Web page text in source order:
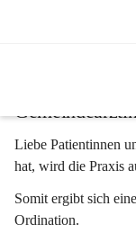
Liebe Patientinnen
hat, wird die Praxis
Somit ergibt sich
Ordination.